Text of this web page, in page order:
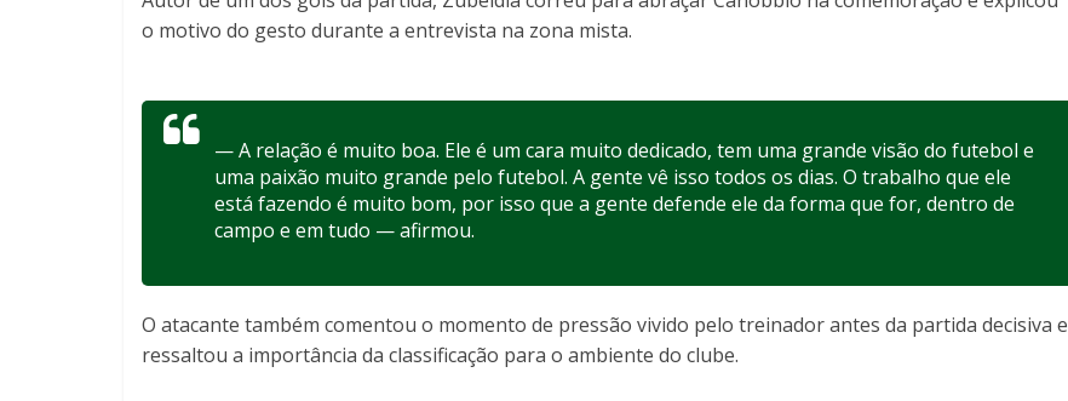
o motivo do gesto durante a entrevista na zona mista.
— A relação é muito boa. Ele é um cara muito dedicado, tem uma grande visão do futebol e
uma paixão muito grande pelo futebol. A gente vê isso todos os dias. O trabalho que ele
está fazendo é muito bom, por isso que a gente defende ele da forma que for, dentro de
campo e em tudo — afirmou.
O atacante também comentou o momento de pressão vivido pelo treinador antes da partida decisiva e
ressaltou a importância da classificação para o ambiente do clube.